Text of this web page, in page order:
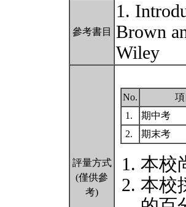
參考書目
1.
Brown
Wiley
評量方式
(僅供參
考)
No. 項
1.
期中考
2.
期末考
本校
本校